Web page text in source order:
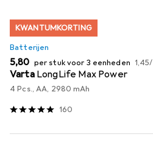
KWANTUMKORTING
Batterijen
EUR
5,80 per stuk voor 3 eenheden EUR
1,45/
Varta LongLife Max Power
4 Pcs., AA, 2980 mAh
160